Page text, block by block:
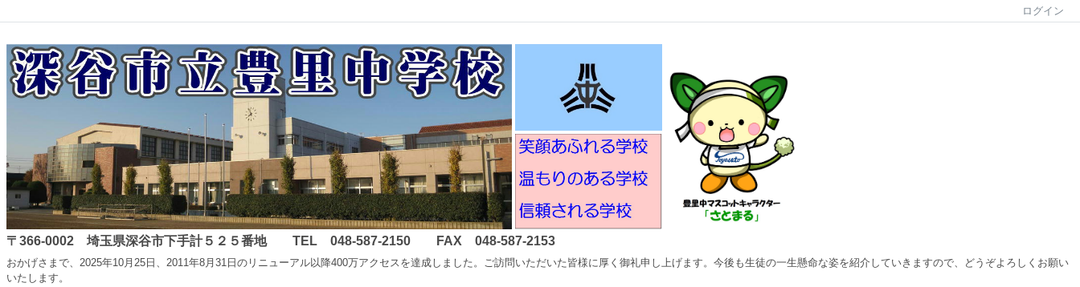
ログイン
〒366-0002 埼玉県深谷市下手計５２５番地 TEL 048-587-2150 FAX 048-587-2153
おかげさまで、2025年10月25日、2011年8月31日のリニューアル以降400万アクセスを達成しました。ご訪問いただいた皆様に厚く御礼申し上げます。今後も生徒の一生懸命な姿を紹介していきますので、どうぞよろしくお願い
いたします。